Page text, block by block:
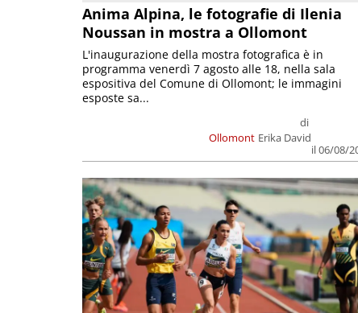
Anima Alpina, le fotografie di Ilenia
Noussan in mostra a Ollomont
Ollomont
di
Erika David
il 06/08/
L'inaugurazione della mostra fotografica è in
programma venerdì 7 agosto alle 18, nella sala
espositiva del Comune di Ollomont; le immagini
esposte sa...